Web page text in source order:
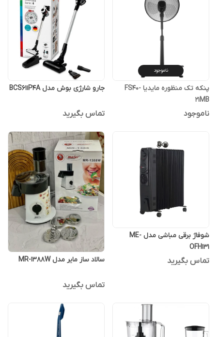
ناموجود
پنکه تک منظوره مایدیا FS40-
21MB
ناموجود
جارو شارژی بوش مدل BCS611P4A
تماس بگیرید
شوفاژ برقی مباشی مدل ME-
OFH131
تماس بگیرید سالاد ساز مایر مدل MR-1388W
تماس بگیرید